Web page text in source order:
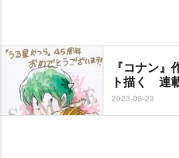
『コナン
ト描く 連
2023-08-23